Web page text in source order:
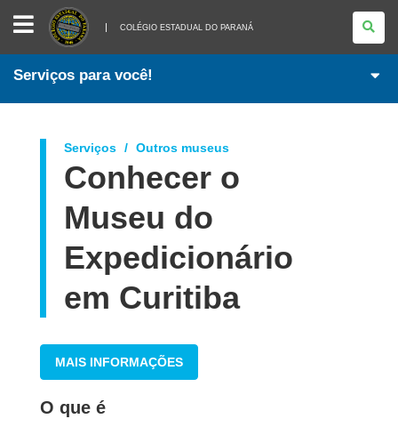
COLÉGIO
ESTADUAL
DO
PARANÁ
COLÉGIO ESTADUAL DO PARANÁ
Serviços para você!
Serviços Outros museus
Conhecer o
Museu do
Expedicionário
em Curitiba
MAIS INFORMAÇÕES
O que é